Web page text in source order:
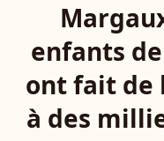
enfants
ont fait de
à des